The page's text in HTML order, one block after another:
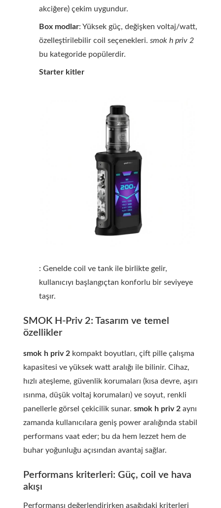
akciğere) çekim uygundur.
Box modlar: Yüksek güç, değişken voltaj/watt,
özelleştirilebilir coil seçenekleri. smok h priv 2
bu kategoride popülerdir.
Starter kitler
: Genelde coil ve tank ile birlikte gelir,
kullanıcıyı başlangıçtan konforlu bir seviyeye
taşır.
SMOK H-Priv 2: Tasarım ve temel
özellikler
smok h priv 2 kompakt boyutları, çift pille çalışma
kapasitesi ve yüksek watt aralığı ile bilinir. Cihaz,
hızlı ateşleme, güvenlik korumaları (kısa devre, aşırı
ısınma, düşük voltaj korumaları) ve soyut, renkli
panellerle görsel çekicilik sunar. smok h priv 2 aynı
zamanda kullanıcılara geniş power aralığında stabil
performans vaat eder; bu da hem lezzet hem de
buhar yoğunluğu açısından avantaj sağlar.
Performans kriterleri: Güç, coil ve hava
akışı
Performansı değerlendirirken aşağıdaki kriterleri